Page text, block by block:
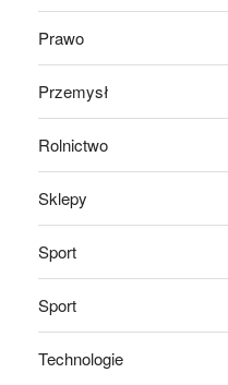
Prawo
Przemysł
Rolnictwo
Sklepy
Sport
Sport
Technologie